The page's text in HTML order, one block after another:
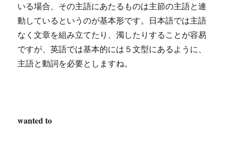
いる場合、その主語にあたるものは主節の主語と連
動しているというのが基本形です。日本語では主語
なく文章を組み立てたり、濁したりすることが容易
ですが、英語では基本的には５文型にあるように、
主語と動詞を必要としますね。
wanted to